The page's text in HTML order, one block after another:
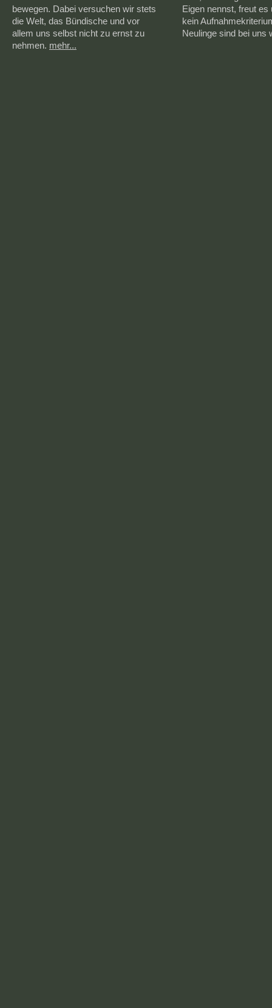
bewegen. Dabei versuchen wir stets
die Welt, das Bündische und vor
allem uns selbst nicht zu ernst zu
nehmen. mehr...
Eigen nennst, freut es
kein
Neulinge sind bei uns